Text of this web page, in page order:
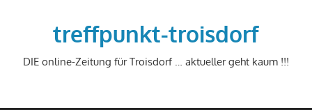
treffpunkt-troisdorf
DIE online-Zeitung für Troisdorf … aktueller geht kaum !!!